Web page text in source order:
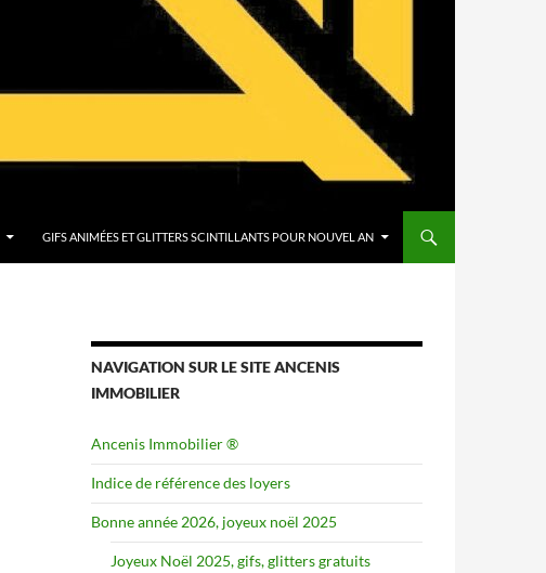
GIFS ANIMÉES ET GLITTERS SCINTILLANTS POUR NOUVEL AN
NAVIGATION SUR LE SITE ANCENIS
IMMOBILIER
Ancenis Immobilier ®
Indice de référence des loyers
Bonne année 2026, joyeux noël 2025
Joyeux Noël 2025, gifs, glitters gratuits